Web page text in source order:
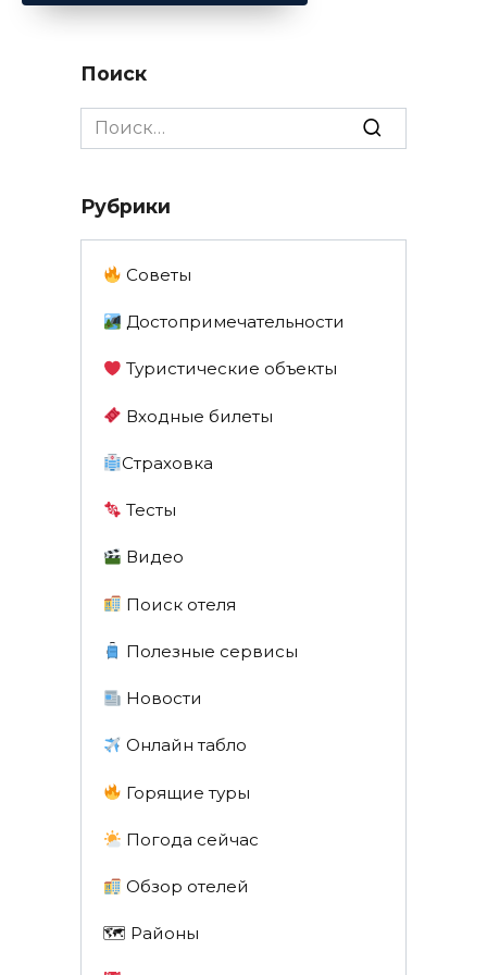
Поиск
Search
for:
Рубрики
Советы
Достопримечательности
Туристические объекты
Входные билеты
Страховка
Тесты
Видео
Поиск отеля
Полезные сервисы
Новости
Онлайн табло
Горящие туры
Погода сейчас
Обзор отелей
🗺 Районы